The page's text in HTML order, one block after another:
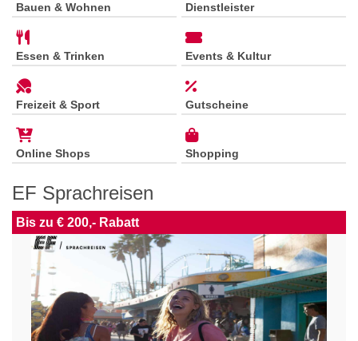
Bauen & Wohnen Dienstleister
Essen & Trinken Events & Kultur
Freizeit & Sport Gutscheine
Online Shops Shopping
EF Sprachreisen
Bis zu € 200,- Rabatt